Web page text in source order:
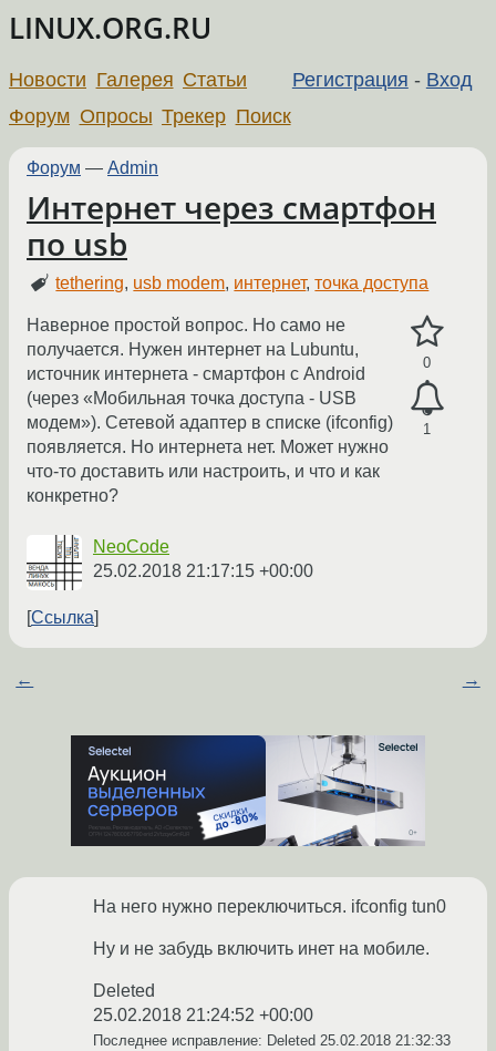
LINUX.ORG.RU
Регистрация - Вход
Новости Галерея Статьи
Форум Опросы Трекер Поиск
Форум — Admin
Интернет через смартфон
по usb
tethering, usb modem, интернет,точка доступа
0
1
Наверное простой вопрос. Но само не
получается. Нужен интернет на Lubuntu,
источник интернета - смартфон с Android
(через «Мобильная точка доступа - USB
модем»). Сетевой адаптер в списке (ifconfig)
появляется. Но интернета нет. Может нужно
что-то доставить или настроить, и что и как
конкретно?
NeoCode
25.02.2018 21:17:15 +00:00
Ссылка
← →
На него нужно переключиться. ifconfig tun0
Ну и не забудь включить инет на мобиле.
Deleted
25.02.2018 21:24:52 +00:00
Последнее исправление: Deleted 25.02.2018 21:32:33